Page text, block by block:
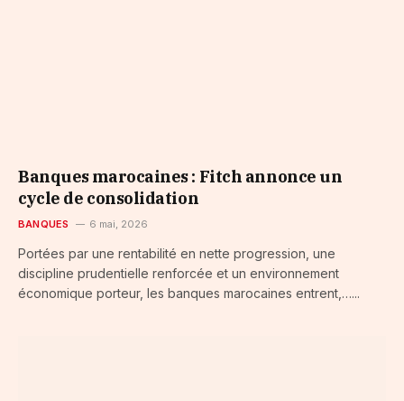
Banques marocaines : Fitch annonce un
cycle de consolidation
BANQUES 6 mai, 2026
Portées par une rentabilité en nette progression, une
discipline prudentielle renforcée et un environnement
économique porteur, les banques marocaines entrent,…...